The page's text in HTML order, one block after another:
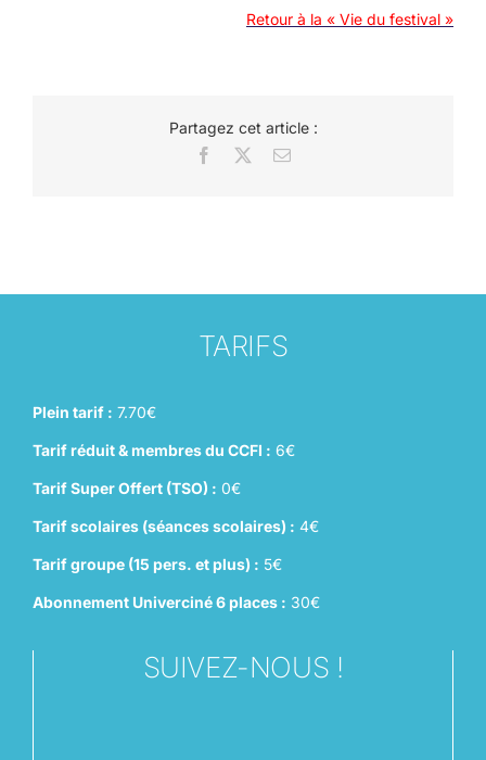
Retour à la « Vie du festival »
Partagez cet article :
Facebook Email
TARIFS
Plein tarif : 7.70€
Tarif réduit & membres du CCFI : 6€
Tarif Super Offert (TSO) : 0€
Tarif scolaires (séances scolaires) : 4€
Tarif groupe (15 pers. et plus) : 5€
Abonnement Univerciné 6 places : 30€
SUIVEZ-NOUS !